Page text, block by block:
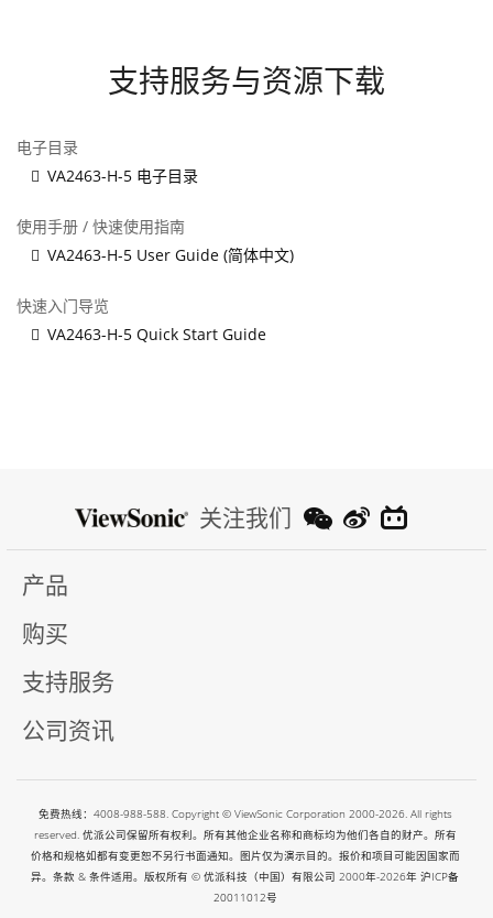
支持服务与资源下载
电子目录
VA2463-H-5 电子目录
使用手册 / 快速使用指南
VA2463-H-5 User Guide (简体中文)
快速入门导览
VA2463-H-5 Quick Start Guide
关注我们
产品
购买
支持服务
公司资讯
免费热线：4008-988-588. Copyright © ViewSonic Corporation 2000-2026. All rights
reserved. 优派公司保留所有权利。所有其他企业名称和商标均为他们各自的财产。所有
价格和规格如都有变更恕不另行书面通知。图片仅为演示目的。报价和项目可能因国家而
异。条款 & 条件适用。版权所有 © 优派科技（中国）有限公司 2000年-2026年沪ICP备
20011012号